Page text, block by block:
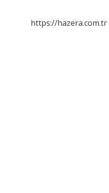
https://hazera.com.tr